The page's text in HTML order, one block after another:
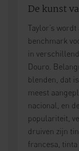
De kunst
Taylor’s
benchmark
in
Douro.
blenden, dat
meest
nacional, en
populariteit,
druiven zijn
francesa,